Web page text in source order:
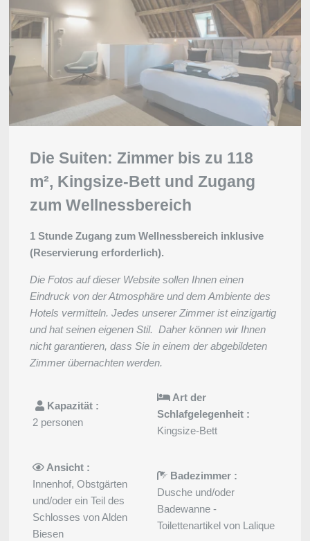
Die Suiten: Zimmer bis zu 118
m², Kingsize-Bett und Zugang
zum Wellnessbereich
1 Stunde Zugang zum Wellnessbereich inklusive
(Reservierung erforderlich).
Die Fotos auf dieser Website sollen Ihnen einen
Eindruck von der Atmosphäre und dem Ambiente des
Hotels vermitteln. Jedes unserer Zimmer ist einzigartig
und hat seinen eigenen Stil. Daher können wir Ihnen
nicht garantieren, dass Sie in einem der abgebildeten
Zimmer übernachten werden.
Kapazität :
2 personen
Art der
Schlafgelegenheit :
Kingsize-Bett
Ansicht :
Innenhof, Obstgärten
und/oder ein Teil des
Schlosses von Alden
Biesen
Badezimmer :
Dusche und/oder
Badewanne -
Toilettenartikel von Lalique